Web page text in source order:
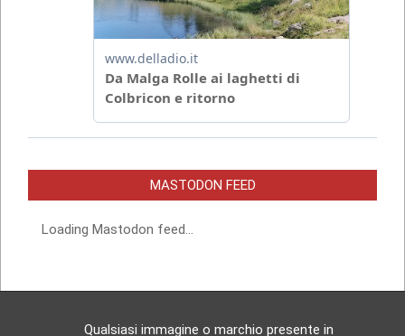
MASTODON FEED
Loading Mastodon feed...
Qualsiasi immagine o marchio presente in